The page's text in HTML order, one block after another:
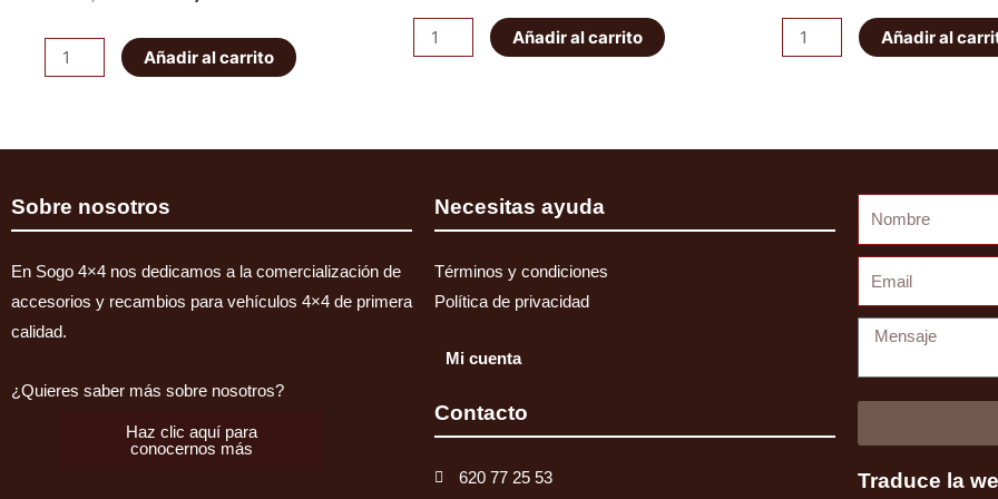
precio
original
precio
actual
ET101
Bloqueo
eléctrico
JEEP
WRANGLER/CHEROKEE.
Delantero
cantidad
Añadir al carrito
precio
original
56,00€.
precio
actual
49,00€.
Pareja
abarcones
K160
cantidad
Añadir al carrito
precio
original
56,00€.
Pareja
abarcones
K160
Añadir al
Sobre nosotros
En Sogo 4×4 nos dedicamos a la comercialización de
accesorios y recambios para vehículos 4×4 de primera
calidad.
¿Quieres saber más sobre nosotros?
Haz clic aquí para
conocernos más
Necesitas ayuda
Términos y condiciones
Política de privacidad
Mi cuenta
Contacto
620 77 25 53
Mensaje
Traduce la